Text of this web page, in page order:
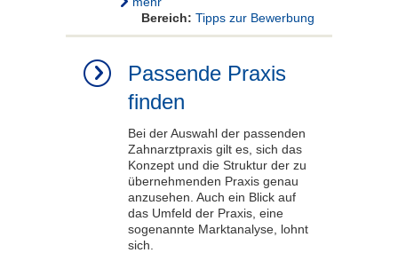
Bereich: Tipps zur Bewerbung
Passende Praxis
finden
Bei der Auswahl der passenden
Zahnarztpraxis gilt es, sich das
Konzept und die Struktur der zu
übernehmenden Praxis genau
anzusehen. Auch ein Blick auf
das Umfeld der Praxis, eine
sogenannte Marktanalyse, lohnt
sich.